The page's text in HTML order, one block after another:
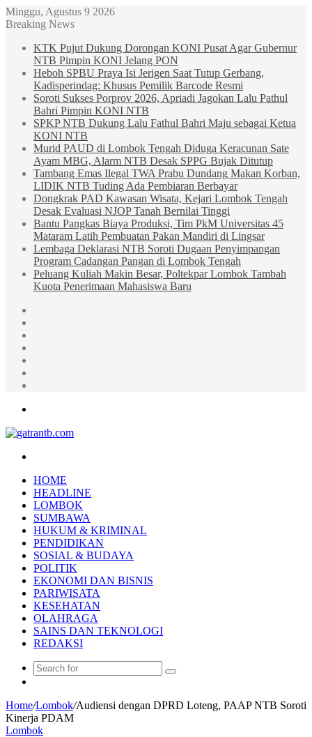
Minggu, Agustus 9 2026
Breaking News
KTK Pujut Dukung Dorongan KONI Pusat Agar Gubernur
NTB Pimpin KONI Jelang PON
Heboh SPBU Praya Isi Jerigen Saat Tutup Gerbang,
Kadisperindag: Khusus Pemilik Barcode Resmi
Soroti Sukses Porprov 2026, Apriadi Jagokan Lalu Pathul
Bahri Pimpin KONI NTB
SPKP NTB Dukung Lalu Fathul Bahri Maju sebagai Ketua
KONI NTB
Murid PAUD di Lombok Tengah Diduga Keracunan Sate
Ayam MBG, Alarm NTB Desak SPPG Bujak Ditutup
Tambang Emas Ilegal TWA Prabu Dundang Makan Korban,
LIDIK NTB Tuding Ada Pembiaran Berbayar
Dongkrak PAD Kawasan Wisata, Kejari Lombok Tengah
Desak Evaluasi NJOP Tanah Bernilai Tinggi
Bantu Pangkas Biaya Produksi, Tim PkM Universitas 45
Mataram Latih Pembuatan Pakan Mandiri di Lingsar
Lembaga Deklarasi NTB Soroti Dugaan Penyimpangan
Program Cadangan Pangan di Lombok Tengah
Peluang Kuliah Makin Besar, Poltekpar Lombok Tambah
Kuota Penerimaan Mahasiswa Baru
HOME
HEADLINE
LOMBOK
SUMBAWA
HUKUM & KRIMINAL
PENDIDIKAN
SOSIAL & BUDAYA
POLITIK
EKONOMI DAN BISNIS
PARIWISATA
KESEHATAN
OLAHRAGA
SAINS DAN TEKNOLOGI
REDAKSI
Search
Home/Lombok/Audiensi dengan DPRD Loteng, PAAP NTB Soroti
Kinerja PDAM
Lombok